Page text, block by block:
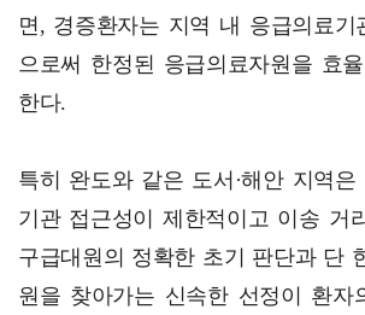
면, 경증환자는 지역 내 응급의료기
으로써 한정된 응급의료자원을 효
한다.
특히 완도와 같은 도서·해안 지역
기관 접근성이 제한적이고 이송 거
구급대원의 정확한 초기 판단과 단
원을 찾아가는 신속한 선정이 환자